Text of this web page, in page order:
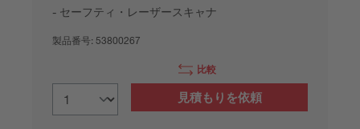
セーフティ・レーザースキャナ
製品番号: 53800267
比較
見積もりを依頼